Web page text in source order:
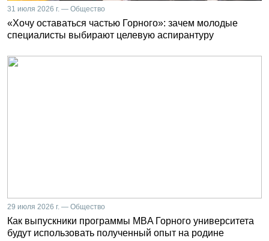
31 июля 2026 г. — Общество
«Хочу оставаться частью Горного»: зачем молодые
специалисты выбирают целевую аспирантуру
29 июля 2026 г. — Общество
Как выпускники программы MBA Горного университета
будут использовать полученный опыт на родине